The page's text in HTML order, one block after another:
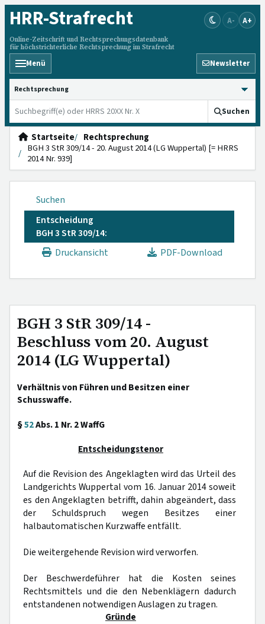
HRR-Strafrecht
Online-Zeitschrift und Rechtsprechungsdatenbank
für höchstrichterliche Rechtsprechung im Strafrecht
A- A+
Menü Newsletter
HRRS durchsuchen
Suchen
Startseite
Rechtsprechung
BGH 3 StR 309/14 - 20. August 2014 (LG Wuppertal) [= HRRS
2014 Nr. 939]
Suchen
Entscheidung
BGH 3 StR 309/14:
Druckansicht
PDF-Download
BGH 3 StR 309/14 -
Beschluss vom 20. August
2014 (LG Wuppertal)
Verhältnis von Führen und Besitzen einer
Schusswaffe.
§52Abs. 1 Nr. 2 WaffG
Entscheidungstenor
Auf die Revision des Angeklagten wird das Urteil des
Landgerichts Wuppertal vom 16. Januar 2014 soweit
es den Angeklagten betrifft, dahin abgeändert, dass
der Schuldspruch wegen Besitzes einer
halbautomatischen Kurzwaffe entfällt.
Die weitergehende Revision wird verworfen.
Der Beschwerdeführer hat die Kosten seines
Rechtsmittels und die den Nebenklägern dadurch
entstandenen notwendigen Auslagen zu tragen.
Gründe